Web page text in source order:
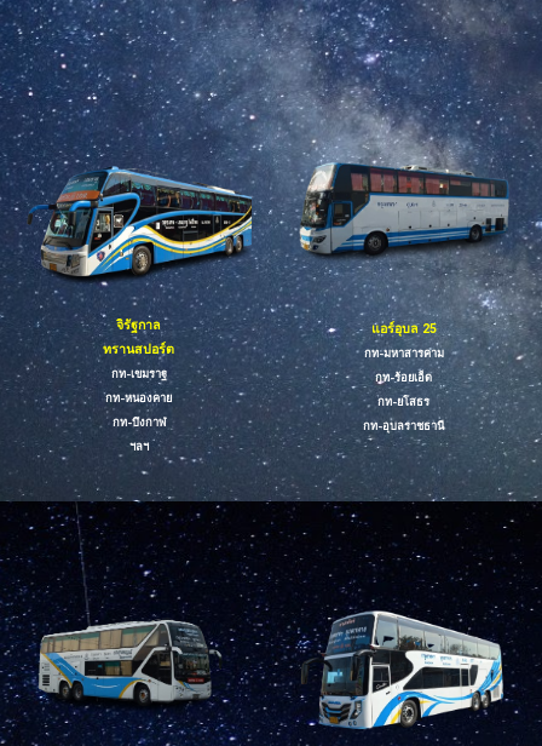
จิรัฐกาล
ทรานสปอร์ต
กท-เขมราฐ
กท-หนองคาย
กท-บึงกาฬ
ฯลฯ
แอร์อุบล 25
กท-มหาสารคาม
กท-ร้อยเอ็ด
กท-ยโสธร
กท-อุบลราชธานี